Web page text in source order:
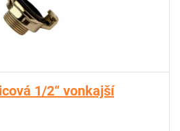
1/2“ vonkajší